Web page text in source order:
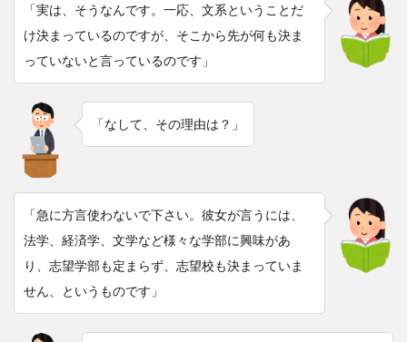
「実は、そうなんです。一応、文系ということだ
け決まっているのですが、そこから先が何も決ま
っていないと言っているのです」
「なして、その理由は？」
「急に方言使わないで下さい。彼女が言うには、
法学、経済学、文学など様々な学部に興味があ
り、志望学部も定まらず、志望校も決まっていま
せん、というものです」